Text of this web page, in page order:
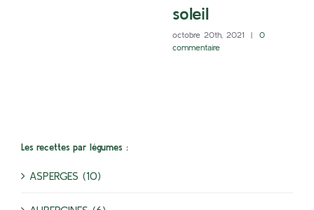
soleil
octobre 20th, 2021 |
0
commentaire
Les recettes par légumes :
ASPERGES (10)